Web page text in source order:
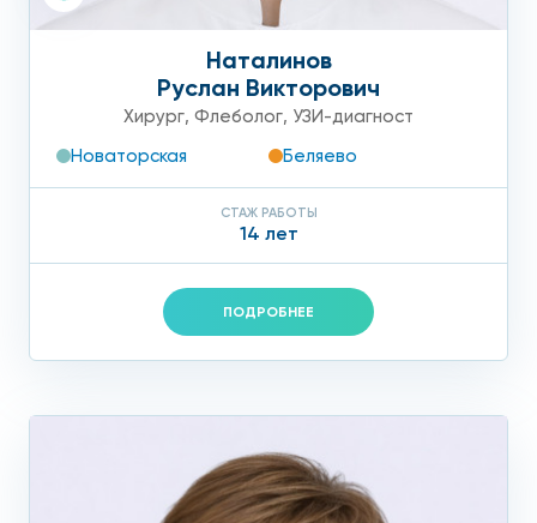
Наталинов
Руслан Викторович
Хирург, Флеболог, УЗИ-диагност
Новаторская
Беляево
СТАЖ РАБОТЫ
14 лет
ПОДРОБНЕЕ